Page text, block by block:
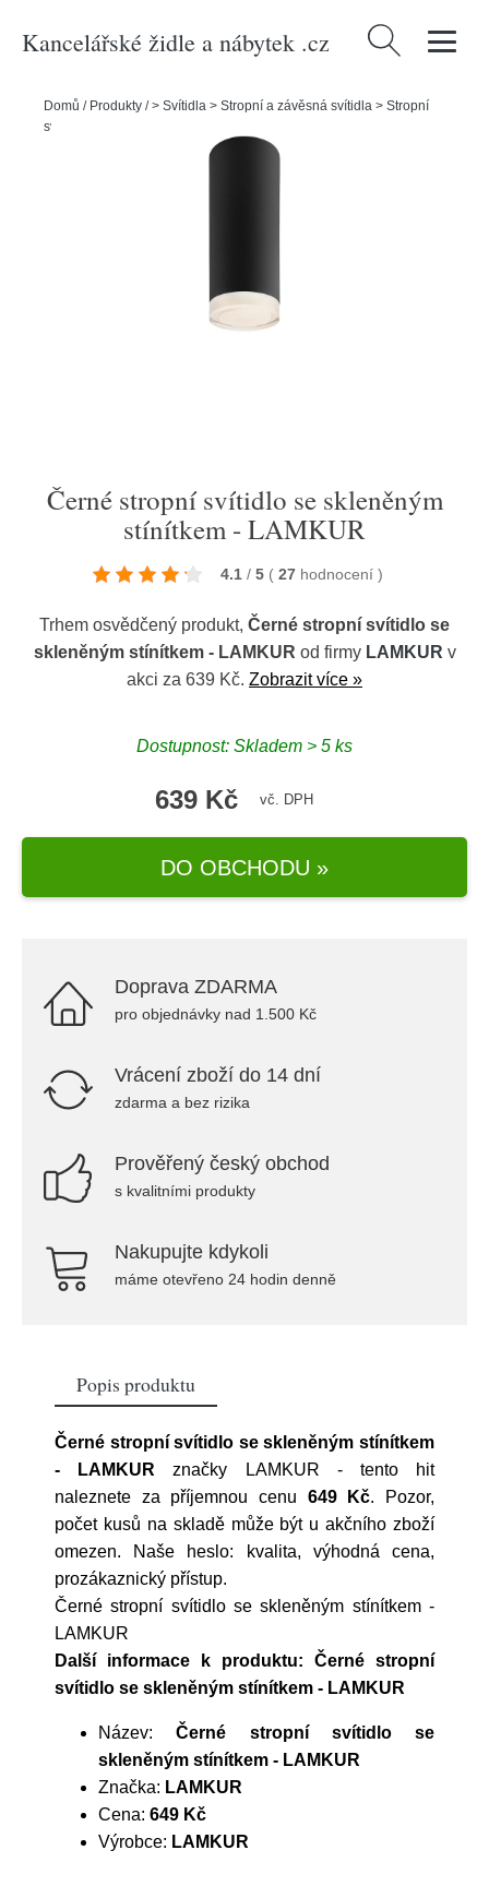
Kancelářské židle a nábytek .cz Vyhledávání
Domů / Produkty /> Svítidla > Stropní a závěsná svítidla > Stropní
svítidla
Černé stropní svítidlo se skleněným
stínítkem - LAMKUR
4.1 / 5 ( 27 hodnocení )
Trhem osvědčený produkt, Černé stropní svítidlo se
skleněným stínítkem - LAMKUR od firmy LAMKUR v
akci za 639 Kč. Zobrazit více »
Dostupnost: Skladem > 5 ks
639 Kč vč. DPH
DO OBCHODU »
Doprava ZDARMA
pro objednávky nad 1.500 Kč
Vrácení zboží do 14 dní
zdarma a bez rizika
Prověřený český obchod
s kvalitními produkty
Nakupujte kdykoli
máme otevřeno 24 hodin denně
Popis produktu
Černé stropní svítidlo se skleněným stínítkem
- LAMKUR značky LAMKUR - tento hit
naleznete za příjemnou cenu 649 Kč. Pozor,
počet kusů na skladě může být u akčního zboží
omezen. Naše heslo: kvalita, výhodná cena,
prozákaznický přístup.
Černé stropní svítidlo se skleněným stínítkem -
LAMKUR
Další informace k produktu: Černé stropní
svítidlo se skleněným stínítkem - LAMKUR
Název:Černé stropní svítidlo se
skleněným stínítkem - LAMKUR
Značka: LAMKUR
Cena: 649 Kč
Výrobce: LAMKUR